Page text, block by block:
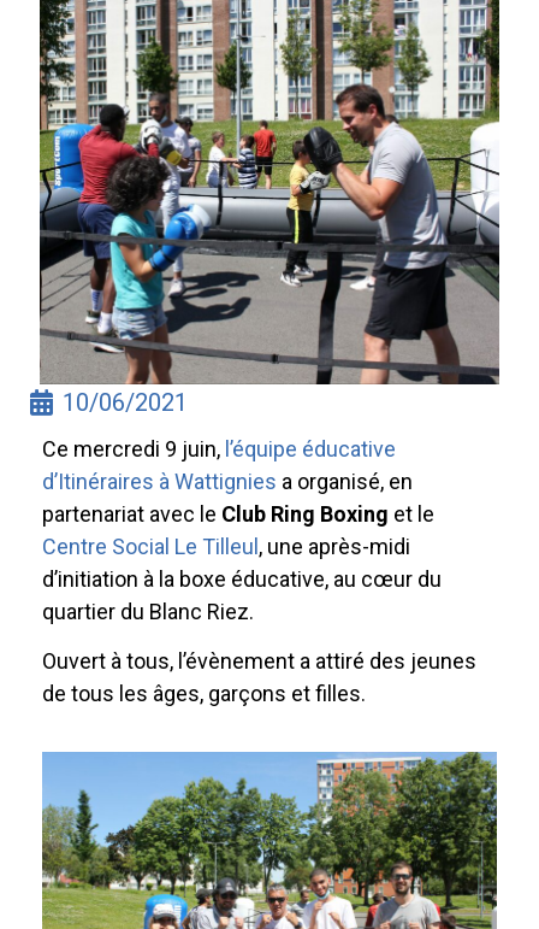
10/06/2021
Ce mercredi 9 juin, l’équipe éducative
d’Itinéraires à Wattignies a organisé, en
partenariat avec le Club Ring Boxing et le
Centre Social Le Tilleul, une après-midi
d’initiation à la boxe éducative, au cœur du
quartier du Blanc Riez.
Ouvert à tous, l’évènement a attiré des jeunes
de tous les âges, garçons et filles.